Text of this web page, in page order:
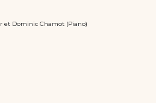
et Dominic Chamot (Piano)